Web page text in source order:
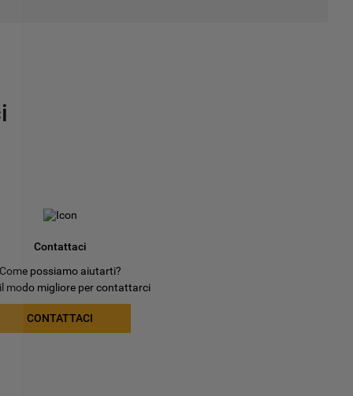
Contattaci
Come possiamo aiutarti?
modo migliore per contattarci
CONTATTACI